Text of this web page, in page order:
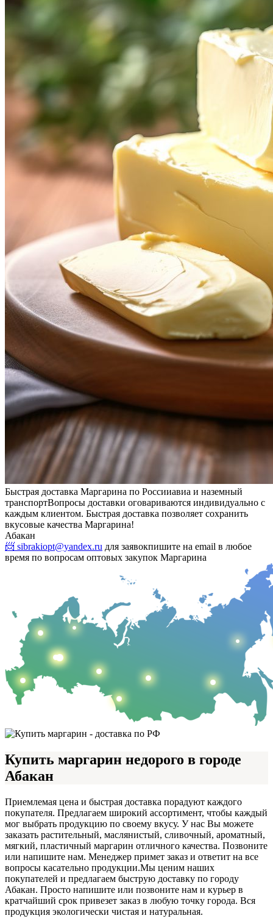
Быстрая доставка Маргарина по Россииавиа и наземный
транспортВопросы доставки оговариваются индивидуально с
каждым клиентом. Быстрая доставка позволяет сохранить
вкусовые качества Маргарина!
Абакан
📨 sibrakiopt@yandex.ru для заявокпишите на email в любое
время по вопросам оптовых закупок Маргарина
Купить маргарин недорого в городе
Абакан
Приемлемая цена и быстрая доставка порадуют каждого
покупателя. Предлагаем широкий ассортимент, чтобы каждый
мог выбрать продукцию по своему вкусу. У нас Вы можете
заказать растительный, маслянистый, сливочный, ароматный,
мягкий, пластичный маргарин отличного качества. Позвоните
или напишите нам. Менеджер примет заказ и ответит на все
вопросы касательно продукции.Мы ценим наших
покупателей и предлагаем быструю доставку по городу
Абакан. Просто напишите или позвоните нам и курьер в
кратчайший срок привезет заказ в любую точку города. Вся
продукция экологически чистая и натуральная.